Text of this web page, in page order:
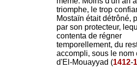
triomphe, le trop
Mostaïn était détrôné,
par son protecteur,
contenta de régner
temporellement, du
accompli, sous le nom
d'El-Mouayyad (1412-